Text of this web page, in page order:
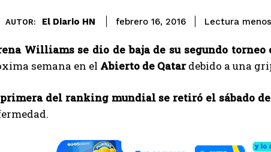
AUTOR: El Diario HN febrero 16, 2016 Lectura
Williams se dio de baja de su segundo torneo
semana en el Abierto de Qatardebido a una
del ranking mundial se retiró el sábado